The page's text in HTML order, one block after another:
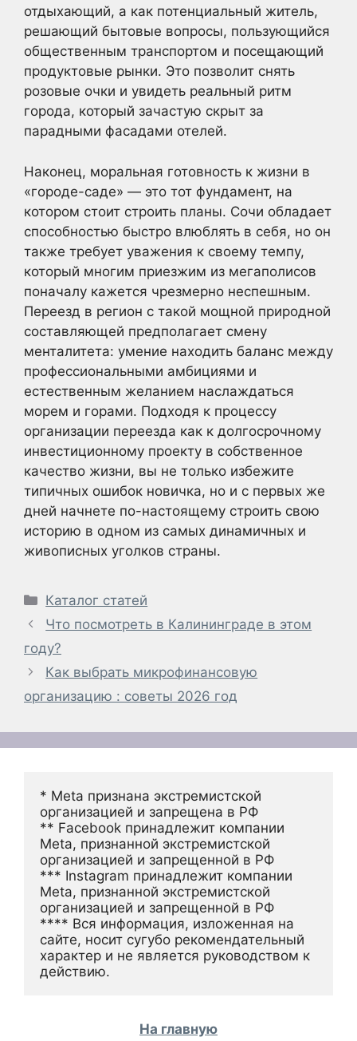
отдыхающий, а как потенциальный житель,
решающий бытовые вопросы, пользующийся
общественным транспортом и посещающий
продуктовые рынки. Это позволит снять
розовые очки и увидеть реальный ритм
города, который зачастую скрыт за
парадными фасадами отелей.
Наконец, моральная готовность к жизни в
«городе-саде» — это тот фундамент, на
котором стоит строить планы. Сочи обладает
способностью быстро влюблять в себя, но он
также требует уважения к своему темпу,
который многим приезжим из мегаполисов
поначалу кажется чрезмерно неспешным.
Переезд в регион с такой мощной природной
составляющей предполагает смену
менталитета: умение находить баланс между
профессиональными амбициями и
естественным желанием наслаждаться
морем и горами. Подходя к процессу
организации переезда как к долгосрочному
инвестиционному проекту в собственное
качество жизни, вы не только избежите
типичных ошибок новичка, но и с первых же
дней начнете по-настоящему строить свою
историю в одном из самых динамичных и
живописных уголков страны.
Рубрики
Каталог статей
Что посмотреть в Калининграде в этом
году?
Как выбрать микрофинансовую
организацию : советы 2026 год
* Meta признана экстремистской
организацией и запрещена в РФ
** Facebook принадлежит компании
Meta, признанной экстремистской
организацией и запрещенной в РФ
*** Instagram принадлежит компании
Meta, признанной экстремистской
организацией и запрещенной в РФ
**** Вся информация, изложенная на
сайте, носит сугубо рекомендательный
характер и не является руководством к
действию.
На главную